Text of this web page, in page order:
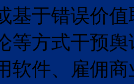
基于错误价
等方式干预
软件、雇佣